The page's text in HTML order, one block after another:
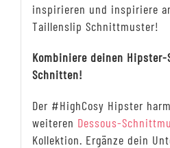
inspirieren und inspiriere
Taillenslip Schnittmuster!
Kombiniere deinen
Schnitten!
Der #HighCosy Hipster
weiteren Dessous-
Kollektion. Ergänze dein